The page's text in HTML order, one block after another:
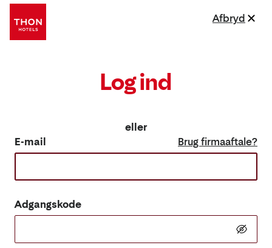
Log ind
eller
E-mail
Brug firmaaftale?
Adgangskode
Afbryd